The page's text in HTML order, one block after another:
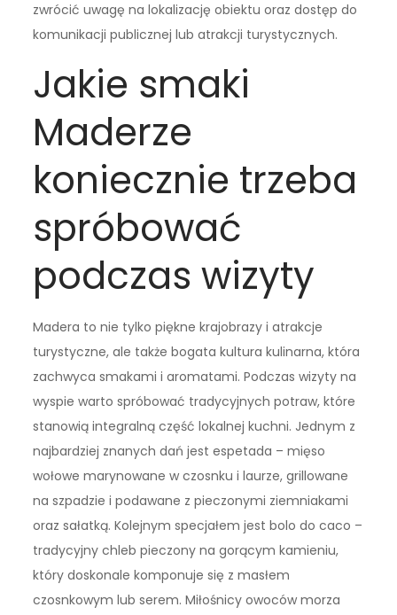
zwrócić uwagę na lokalizację obiektu oraz dostęp do
komunikacji publicznej lub atrakcji turystycznych.
Jakie smaki
Maderze
koniecznie trzeba
spróbować
podczas wizyty
Madera to nie tylko piękne krajobrazy i atrakcje
turystyczne, ale także bogata kultura kulinarna, która
zachwyca smakami i aromatami. Podczas wizyty na
wyspie warto spróbować tradycyjnych potraw, które
stanowią integralną część lokalnej kuchni. Jednym z
najbardziej znanych dań jest espetada – mięso
wołowe marynowane w czosnku i laurze, grillowane
na szpadzie i podawane z pieczonymi ziemniakami
oraz sałatką. Kolejnym specjałem jest bolo do caco –
tradycyjny chleb pieczony na gorącym kamieniu,
który doskonale komponuje się z masłem
czosnkowym lub serem. Miłośnicy owoców morza